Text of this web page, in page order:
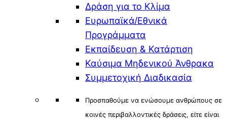
Δράση για το Κλίμα
Ευρωπαϊκά/Εθνικά
Προγράμματα
Εκπαίδευση & Κατάρτιση
Καύσιμα Μηδενικού Άνθρακα
Συμμετοχική Διαδικασία
Προσπαθούμε να ενώσουμε ανθρώπους σε
κοινές περιβαλλοντικές δράσεις, είτε είναι